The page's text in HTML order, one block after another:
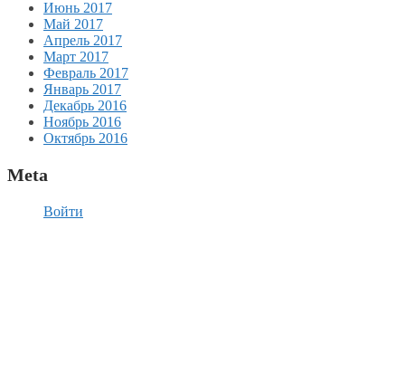
Июнь 2017
Май 2017
Апрель 2017
Март 2017
Февраль 2017
Январь 2017
Декабрь 2016
Ноябрь 2016
Октябрь 2016
Meta
Войти